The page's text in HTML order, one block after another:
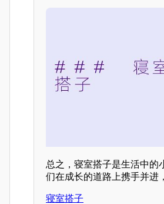
总之，寝室搭子是生活中的
们在成长的道路上携手并进
寝室搭子